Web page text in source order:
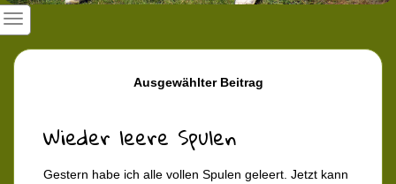
Ausgewählter Beitrag
Wieder leere Spulen
Gestern habe ich alle vollen Spulen geleert. Jetzt kann